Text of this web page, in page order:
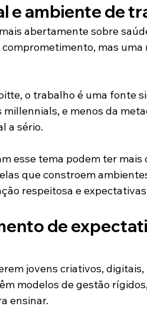
e ambiente de
abertamente sobre
mas
o trabalho é uma fonte
millennials, e menos da
a sério.
esse tema podem ter
que constroem
respeitosa e
de
jovens criativos,
modelos de gestão
ensinar.